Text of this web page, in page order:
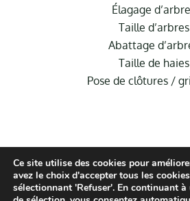
Élagage
Taille d’arbres
Abattage
Taille de haies
Pose de clôtures /
Ce site utilise des cookies pour
avez le choix d'accepter tous les
sélectionnant 'Refuser'. En continuant